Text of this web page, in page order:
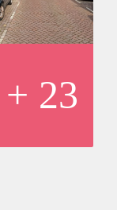
wij geen
wijze enige
Alle
aanvaardt
+ 23